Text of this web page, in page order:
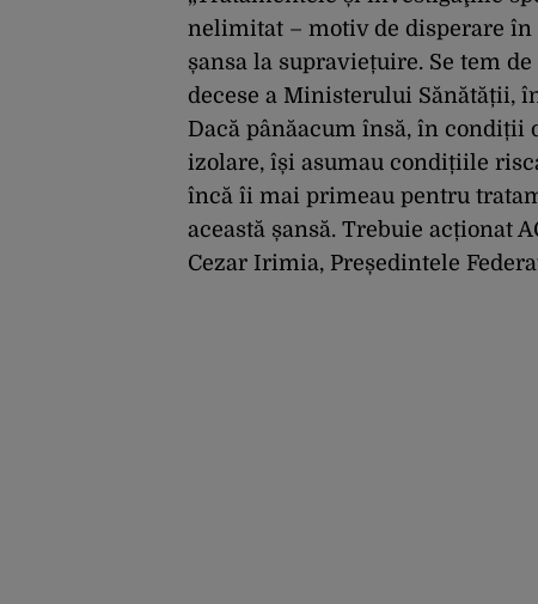
nelimitat – motiv de disperare
șansa la supraviețuire. Se tem
decese a Ministerului Sănătății,
Dacă pânăacum însă, în
izolare, își asumau condițiile
încă îi mai primeau pentru
această șansă. Trebuie acționat
Cezar Irimia, Președintele